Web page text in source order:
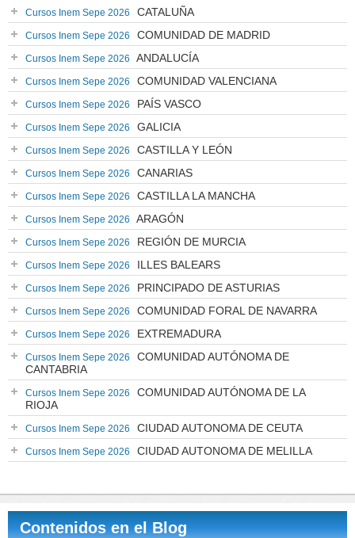
Cursos Inem Sepe 2026 CATALUÑA
Cursos Inem Sepe 2026 COMUNIDAD DE MADRID
Cursos Inem Sepe 2026 ANDALUCÍA
Cursos Inem Sepe 2026 COMUNIDAD VALENCIANA
Cursos Inem Sepe 2026 PAÍS VASCO
Cursos Inem Sepe 2026 GALICIA
Cursos Inem Sepe 2026 CASTILLA Y LEÓN
Cursos Inem Sepe 2026 CANARIAS
Cursos Inem Sepe 2026 CASTILLA LA MANCHA
Cursos Inem Sepe 2026 ARAGÓN
Cursos Inem Sepe 2026 REGIÓN DE MURCIA
Cursos Inem Sepe 2026 ILLES BALEARS
Cursos Inem Sepe 2026 PRINCIPADO DE ASTURIAS
Cursos Inem Sepe 2026 COMUNIDAD FORAL DE NAVARRA
Cursos Inem Sepe 2026 EXTREMADURA
Cursos Inem Sepe 2026
COMUNIDAD AUTÓNOMA DE
CANTABRIA
Cursos Inem Sepe 2026
COMUNIDAD AUTÓNOMA DE LA
RIOJA
Cursos Inem Sepe 2026 CIUDAD AUTONOMA DE CEUTA
Cursos Inem Sepe 2026 CIUDAD AUTONOMA DE MELILLA
Contenidos en el Blog